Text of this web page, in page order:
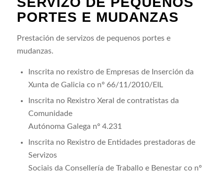
PORTES E MUDANZAS
Prestación de servizos de pequenos portes e
mudanzas.
Inscrita no rexistro de Empresas de Inserción da
Xunta de Galicia co nº 66/11/2010/EIL
Inscrita no Rexistro Xeral de contratistas da
Comunidade
Autónoma Galega nº 4.231
Inscrita no Rexistro de Entidades prestadoras de
Servizos
Sociais da Consellería de Traballo e Benestar co nº